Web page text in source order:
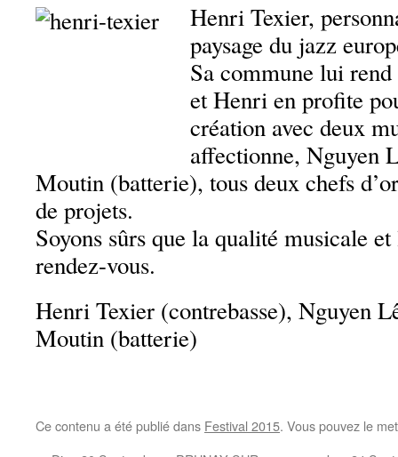
Henri Texier,
paysage du jazz
Sa commune lui
et Henri en profite
création avec deux
affectionne, Nguyen
Moutin (batterie), tous deux chefs
de projets.
Soyons sûrs que la qualité musicale
rendez-vous.
Henri Texier (contrebasse), Nguyen
Moutin (batterie)
Ce contenu a été publié dans Festival 2015. Vous pouvez le